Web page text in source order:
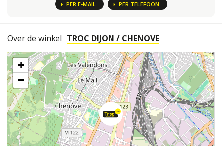
PER E-MAIL PER TELEFOON
Over de winkel TROC DIJON / CHENOVE
+
−